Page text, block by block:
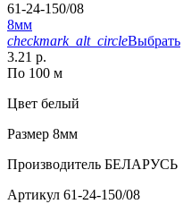
61-24-150/08
8мм
checkmark_alt_circleВыбрать
3.21 р.
По 100 м
Цвет белый
Размер 8мм
Производитель БЕЛАРУСЬ
Артикул 61-24-150/08